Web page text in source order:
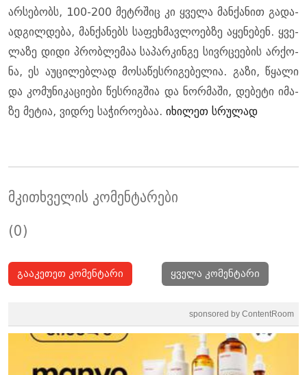
არ­სე­ბობს, 100-200 მეტრშიც კი ყვე­ლა მან­ქა­ნით გა­და­
ად­გილ­დე­ბა, მან­ქა­ნებს სა­ფეხ­მავ­ლო­ებ­ზე აყე­ნე­ბენ. ყვე­
ლა­ზე დიდი პრობ­ლე­მაა სა­პარ­კინ­გე სივ­რცე­ე­ბის არ­ქო­
ნა, ეს აუ­ცი­ლებ­ლად მო­სა­წეს­რი­გე­ბე­ლია. გაზი, წყა­ლი
და კო­მუ­ნი­კა­ცი­ე­ბი წეს­რიგ­შია და ნორ­მა­ში, დე­ბე­ტი იმა­
ზე მე­ტია, ვიდ­რე სა­ჭი­რო­ე­ბაა. იხილეთ სრულად
მკითხველის კომენტარები
(0)
გააკეთეთ კომენტარი ყველა კომენტარი
sponsored by ContentRoom